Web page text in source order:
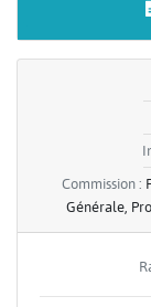
Commission :
Générale,